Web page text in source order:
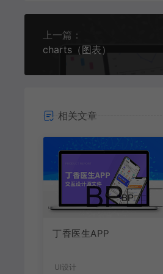
上一篇：
charts（图表）
相关文章
丁香医生APP
UI设计